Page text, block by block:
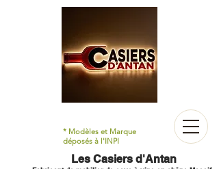
Les Casiers d'Antan
* Modèles et Marque
déposés à l'INPI